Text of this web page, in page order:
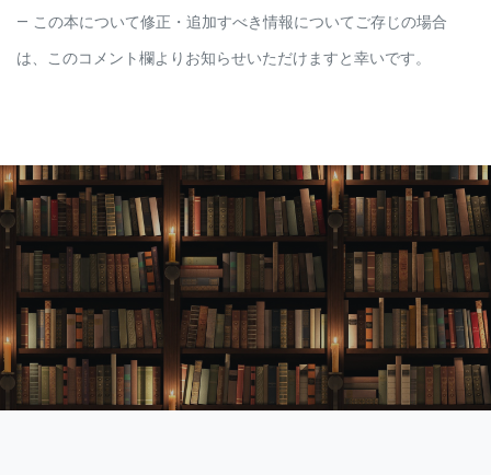
この本について修正・追加すべき情報についてご存じの場合
は、このコメント欄よりお知らせいただけますと幸いです。